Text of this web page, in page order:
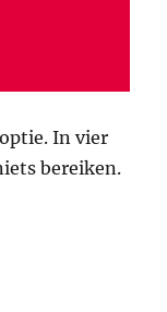
In vier
bereiken.